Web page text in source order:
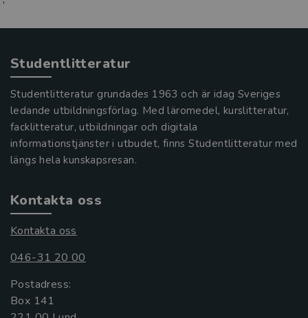
Studentlitteratur
Studentlitteratur grundades 1963 och är idag Sveriges
ledande utbildningsförlag. Med läromedel, kurslitteratur,
facklitteratur, utbildningar och digitala
informationstjänster i utbudet, finns Studentlitteratur med
längs hela kunskapsresan.
Kontakta oss
Kontakta oss
046-31 20 00
Postadress:
Box 141